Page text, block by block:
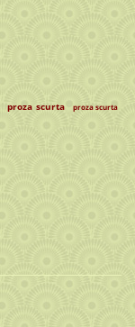
proza scurta proza scurta